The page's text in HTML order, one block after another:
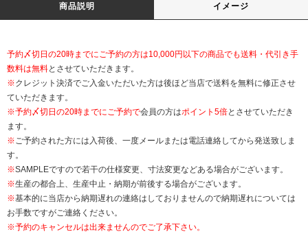
商品説明 イメージ
予約〆切日の20時までにご予約の方は10,000円以下の商品でも送料・代引き手
数料は無料とさせていただきます。
※クレジット決済でご入金いただいた方は後ほど当店で送料を無料に修正させ
ていただきます。
※予約〆切日の20時までにご予約で会員の方はポイント5倍とさせていただき
ます。
※ご予約された方には入荷後、一度メールまたは電話連絡してから発送致しま
す。
※SAMPLEですので若干の仕様変更、寸法変更などある場合がございます。
※生産の都合上、生産中止・納期が前後する場合がございます。
※基本的に当店から納期遅れの連絡はしておりませんので納期遅れについては
お手数ですがご連絡ください。
※予約のキャンセルは出来ませんのでご了承下さい。